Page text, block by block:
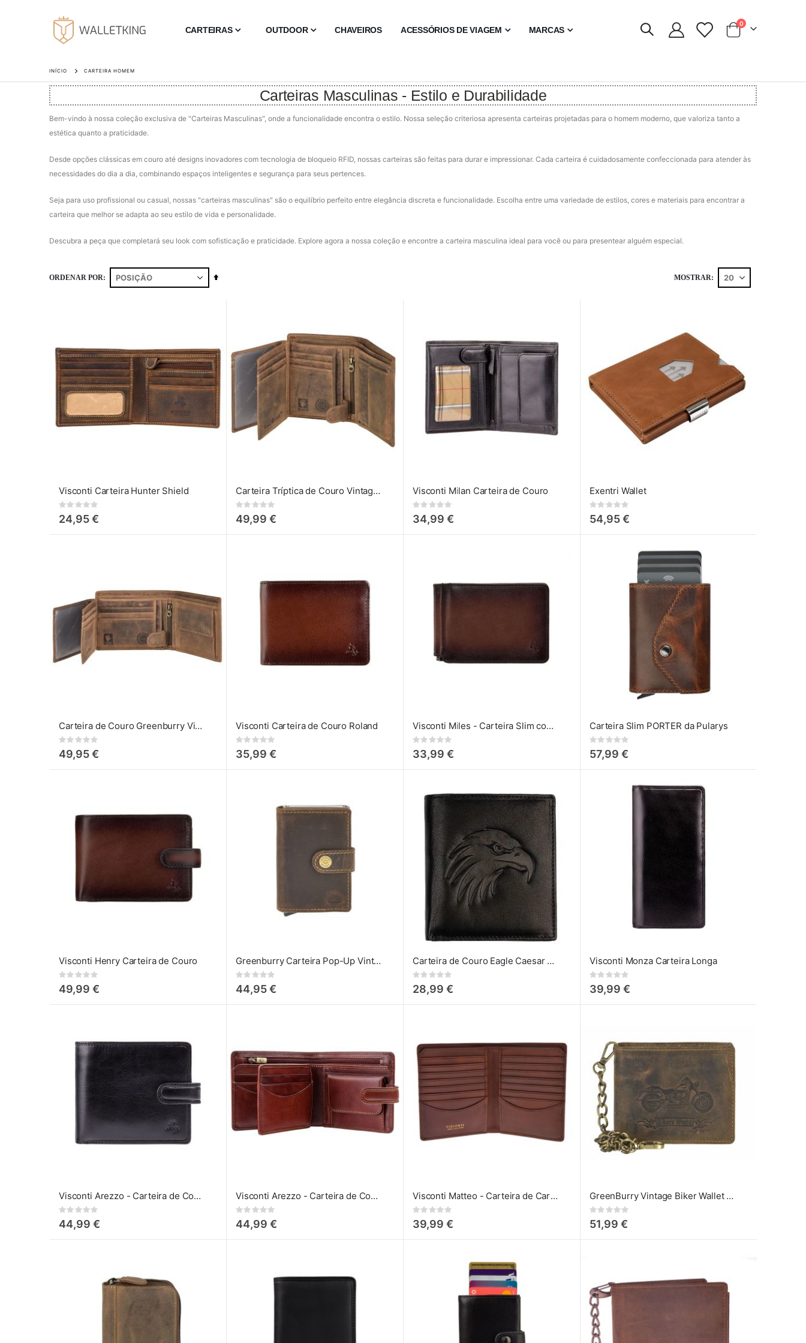
CARTEIRAS OUTDOOR CHAVEIROS ACESSÓRIOS DE VIAGEM MARCAS Carrinho
0artigos
INÍCIO CARTEIRA HOMEM
Carteiras Masculinas - Estilo e Durabilidade
Bem-vindo à nossa coleção exclusiva de "Carteiras Masculinas", onde a funcionalidade encontra o estilo. Nossa seleção criteriosa apresenta carteiras projetadas para o homem moderno, que valoriza tanto a
estética quanto a praticidade.
Desde opções clássicas em couro até designs inovadores com tecnologia de bloqueio RFID, nossas carteiras são feitas para durar e impressionar. Cada carteira é cuidadosamente confeccionada para atender às
necessidades do dia a dia, combinando espaços inteligentes e segurança para seus pertences.
Seja para uso profissional ou casual, nossas "carteiras masculinas" são o equilíbrio perfeito entre elegância discreta e funcionalidade. Escolha entre uma variedade de estilos, cores e materiais para encontrar a
carteira que melhor se adapta ao seu estilo de vida e personalidade.
Descubra a peça que completará seu look com sofisticação e praticidade. Explore agora a nossa coleção e encontre a carteira masculina ideal para você ou para presentear alguém especial.
ORDENAR POR Definir MOSTRAR
Visconti Carteira Hunter Shield
Rating:
24,95 €
Carteira Tríptica de Couro Vintage Greenburry
Rating:
49,99 €
Visconti Milan Carteira de Couro
Rating:
34,99 €
Exentri Wallet
Rating:
54,95 €
Carteira de Couro Greenburry Vintage para Homem
Rating:
49,95 €
Visconti Carteira de Couro Roland
Rating:
35,99 €
Visconti Miles - Carteira Slim com Porta-Cartões e Clip
Rating:
33,99 €
Carteira Slim PORTER da Pularys
Rating:
57,99 €
Visconti Henry Carteira de Couro
Rating:
49,99 €
Greenburry Carteira Pop-Up Vintage
Rating:
44,95 €
Carteira de Couro Eagle Caesar por A. Eriksson
Rating:
28,99 €
Visconti Monza Carteira Longa
Rating:
39,99 €
Visconti Arezzo - Carteira de Couro Preto
Rating:
44,99 €
Visconti Arezzo - Carteira de Couro
Rating:
44,99 €
Visconti Matteo - Carteira de Cartões em Couro com Proteção RFID"
Rating:
39,99 €
GreenBurry Vintage Biker Wallet - Bikers World
Rating:
51,99 €